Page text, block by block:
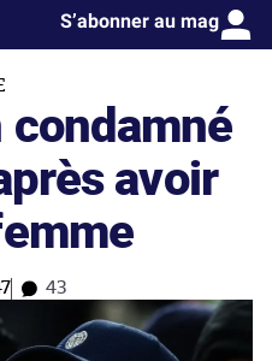
S’abonner au mag
avoir
43